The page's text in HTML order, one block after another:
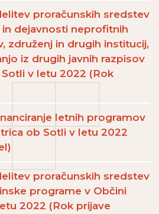
proračunskih sredstev
dejavnosti neprofitnih
združenj in drugih institucij,
iz drugih javnih razpisov
v letu 2022 (Rok
letnih programov
ob Sotli v letu 2022
proračunskih sredstev
programe v Občini
2022 (Rok prijave